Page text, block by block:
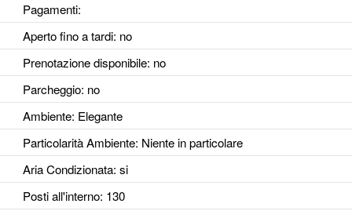
Pagamenti:
Aperto fino a tardi: no
Prenotazione disponibile: no
Parcheggio: no
Ambiente: Elegante
Particolarità Ambiente: Niente in particolare
Aria Condizionata: si
Posti all'interno: 130